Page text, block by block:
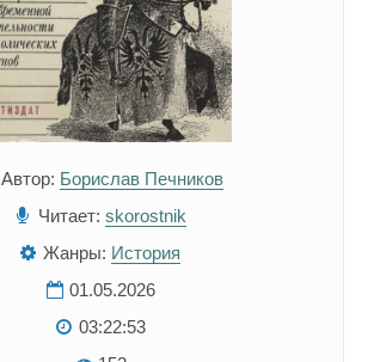
Автор: Борислав Печников
Читает: skorostnik
Жанры: История
01.05.2026
03:22:53